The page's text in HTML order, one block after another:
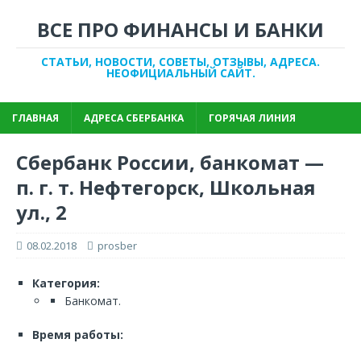
ВСЕ ПРО ФИНАНСЫ И БАНКИ
СТАТЬИ, НОВОСТИ, СОВЕТЫ, ОТЗЫВЫ, АДРЕСА.
НЕОФИЦИАЛЬНЫЙ САЙТ.
ГЛАВНАЯ АДРЕСА СБЕРБАНКА ГОРЯЧАЯ ЛИНИЯ
Сбербанк России, банкомат —
п. г. т. Нефтегорск, Школьная
ул., 2
08.02.2018 prosber
Категория:
Банкомат.
Время работы: